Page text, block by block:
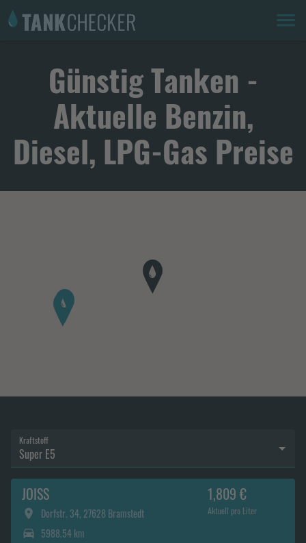
Günstig Tanken -
Aktuelle Benzin,
Diesel, LPG-Gas Preise
Kraftstoff
Super E5
JOISS
Dorfstr. 34, 27628 Bramstedt
5988.54 km
1,809 €
Aktuell pro Liter